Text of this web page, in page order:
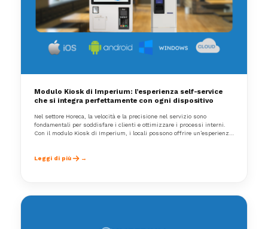
Modulo Kiosk di Imperium: l’esperienza self-service
che si integra perfettamente con ogni dispositivo
Nel settore Horeca, la velocità e la precisione nel servizio sono
fondamentali per soddisfare i clienti e ottimizzare i processi interni.
Con il modulo Kiosk di Imperium, i locali possono offrire un’esperienza
Leggi di più